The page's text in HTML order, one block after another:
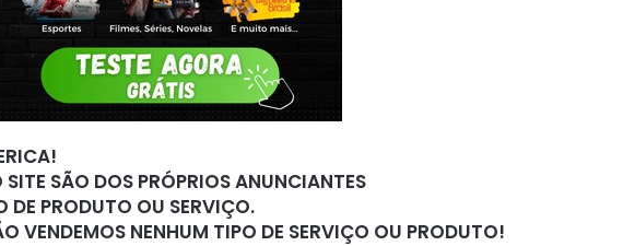
SÃO DOS PRÓPRIOS ANUNCIANTES
DE PRODUTO OU SERVIÇO.
VENDEMOS NENHUM TIPO DE SERVIÇO OU PRODUTO!